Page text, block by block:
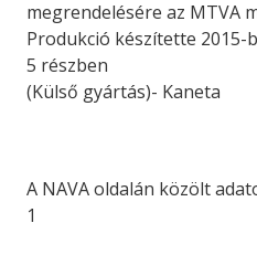
megrendelésére az MTVA
Produkció készítette 2015-
5 részben
(Külső gyártás)- Kaneta
A NAVA oldalán közölt
1